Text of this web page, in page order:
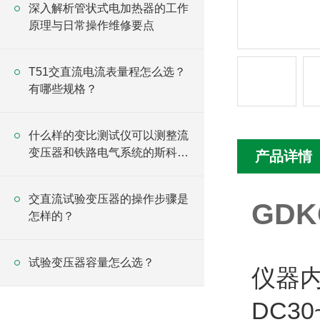
深入解析管状式电加热器的工作
原理与日常操作维修要点
T51交直流电流表量程怎么选？
有哪些规格？
什么样的变比测试仪可以测整流
变压器和铁路电气系统的斯科特
交直流试验变压器的操作步骤是
怎样的？
试验变压器容量怎么选？
产品详情
仪器